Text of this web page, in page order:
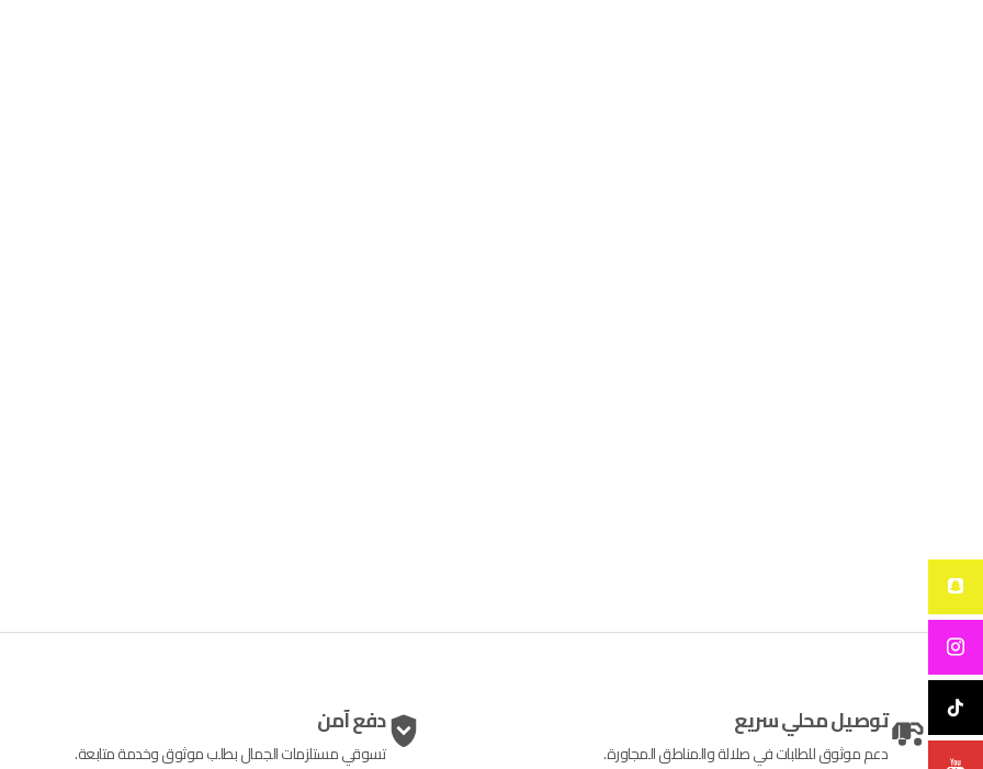
توصيل محلي سريع
دعم موثوق للطلبات في صلالة والمناطق المجاورة.
دفع آمن
تسوقي مستلزمات الجمال بطلب موثوق وخدمة متابعة.